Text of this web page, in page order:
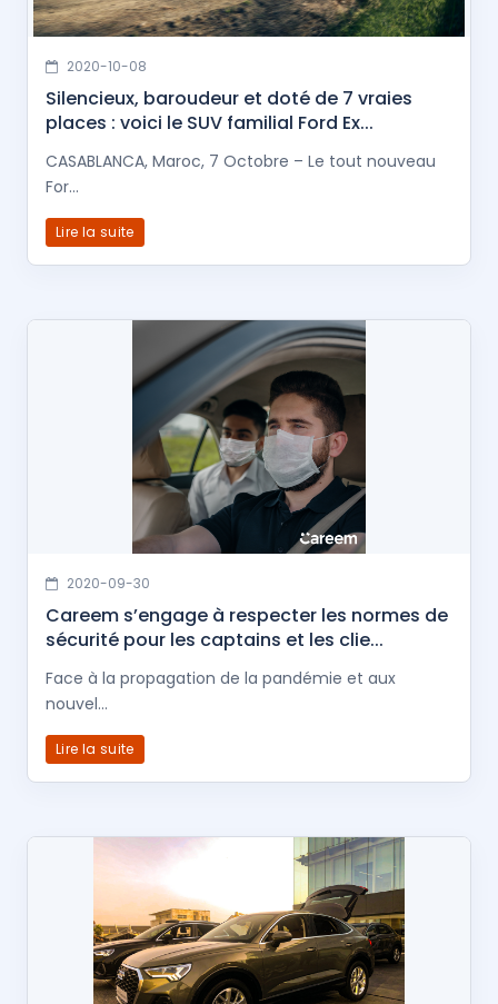
2020-10-08
Silencieux, baroudeur et doté de 7 vraies
places : voici le SUV familial Ford Ex...
CASABLANCA, Maroc, 7 Octobre – Le tout nouveau
For...
Lire la suite
2020-09-30
Careem s’engage à respecter les normes de
sécurité pour les captains et les clie...
Face à la propagation de la pandémie et aux
nouvel...
Lire la suite